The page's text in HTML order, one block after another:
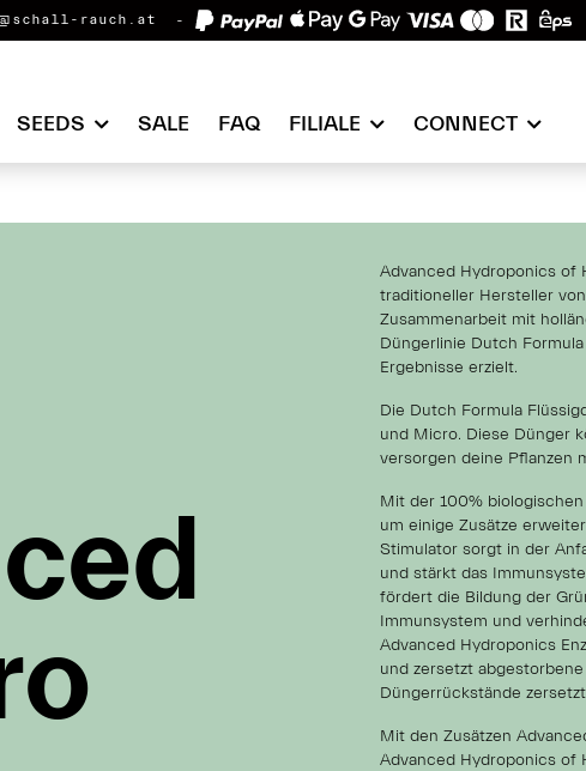
rauch.at
SEEDS SALE FAQ FILIALE CONNECT
Advanced Hydroponics of
traditioneller Hersteller
Zusammenarbeit mit
Düngerlinie Dutch
Ergebnisse erzielt.
Die Dutch Formula
und Micro. Diese Dünger
versorgen deine Pflanzen
Mit der 100%
um einige Zusätze
Stimulator sorgt in der
und stärkt das
fördert die Bildung der
Immunsystem und
Advanced Hydroponics
und zersetzt
Düngerrückstände
Mit den Zusätzen
Advanced Hydroponics of